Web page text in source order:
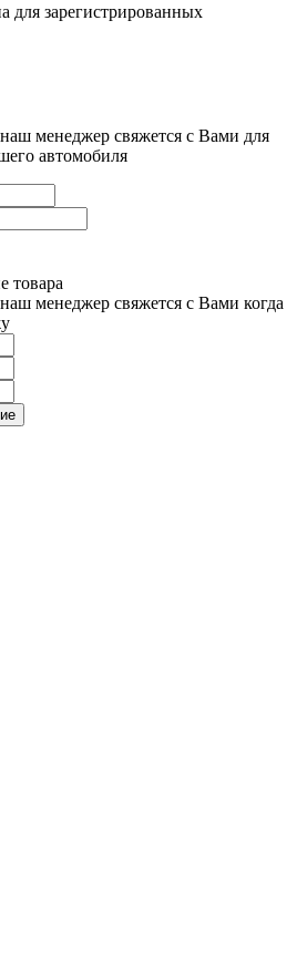
для зарегистрированных
менеджер свяжется с Вами для
автомобиля
товара
менеджер свяжется с Вами когда